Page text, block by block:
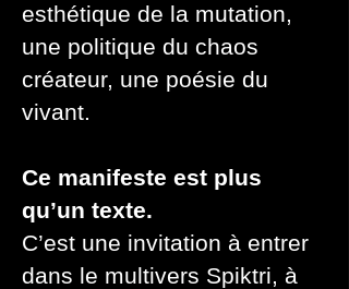
esthétique de la mutation,
une politique du chaos
créateur, une poésie du
vivant.
Ce manifeste est plus
qu’un texte.
C’est une invitation à entrer
dans le multivers Spiktri, à